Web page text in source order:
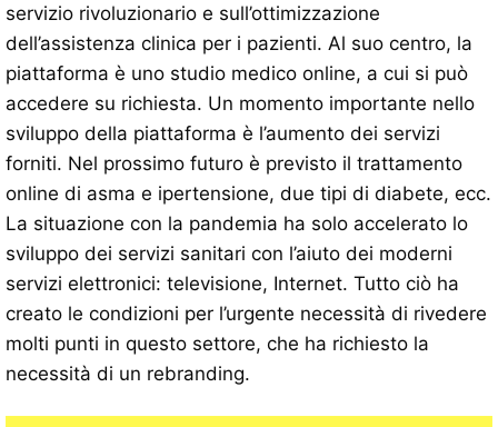
servizio rivoluzionario e sull’ottimizzazione
dell’assistenza clinica per i pazienti. Al suo centro, la
piattaforma è uno studio medico online, a cui si può
accedere su richiesta. Un momento importante nello
sviluppo della piattaforma è l’aumento dei servizi
forniti. Nel prossimo futuro è previsto il trattamento
online di asma e ipertensione, due tipi di diabete, ecc.
La situazione con la pandemia ha solo accelerato lo
sviluppo dei servizi sanitari con l’aiuto dei moderni
servizi elettronici: televisione, Internet. Tutto ciò ha
creato le condizioni per l’urgente necessità di rivedere
molti punti in questo settore, che ha richiesto la
necessità di un rebranding.